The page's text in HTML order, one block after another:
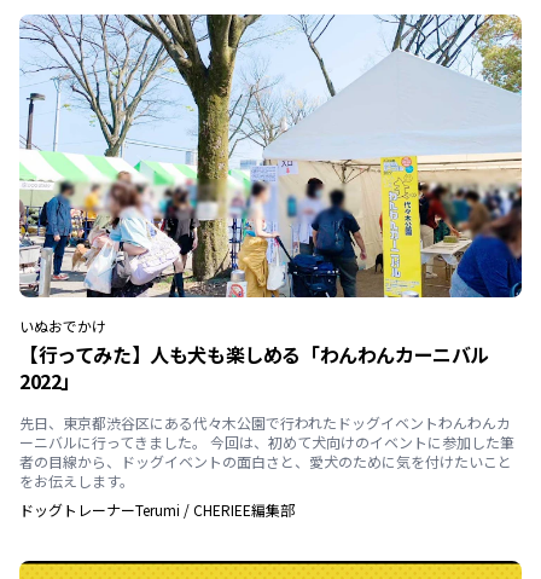
いぬおでかけ
【行ってみた】人も犬も楽しめる「わんわんカーニバル
2022」
先日、東京都渋谷区にある代々木公園で行われたドッグイベントわんわんカ
ーニバルに行ってきました。 今回は、初めて犬向けのイベントに参加した筆
者の目線から、ドッグイベントの面白さと、愛犬のために気を付けたいこと
をお伝えします。
ドッグトレーナーTerumi /CHERIEE編集部